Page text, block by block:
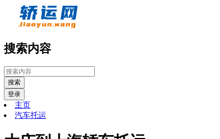
搜索内容
搜索
登录
主页
汽车托运